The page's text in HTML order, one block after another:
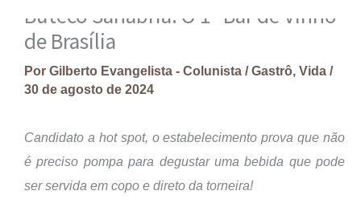
Buteco Sanabria: O 1º Bar de Vinho
de Brasília
Por Gilberto Evangelista - Colunista /Gastrô, Vida /
30 de agosto de 2024
Candidato a hot spot, o estabelecimento prova que não
é preciso pompa para degustar uma bebida que pode
ser servida em copo e direto da torneira!